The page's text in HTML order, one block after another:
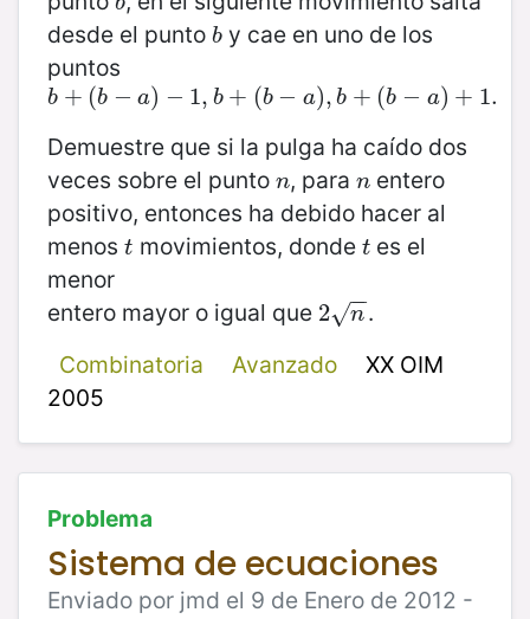
desde el punto b
b y cae en uno de los
puntos
b + (b − a) − 1, b + (b − a), b + (b − a) + 1.
b +( b− a) −1 b+(b−a ,b +( b−a) +1.
Demuestre que si la pulga ha caído dos
veces sobre el punto n
n, paran
n entero
positivo, entonces ha debido hacer al
menos t
t movimientos, donde t
t es el
menor
entero mayor o igual que 2 n
−
−
√
2n
.
Combinatoria
Avanzado
XX OIM
2005
Problema
Sistema de ecuaciones
Enviado por jmd el 9 de Enero de 2012 -